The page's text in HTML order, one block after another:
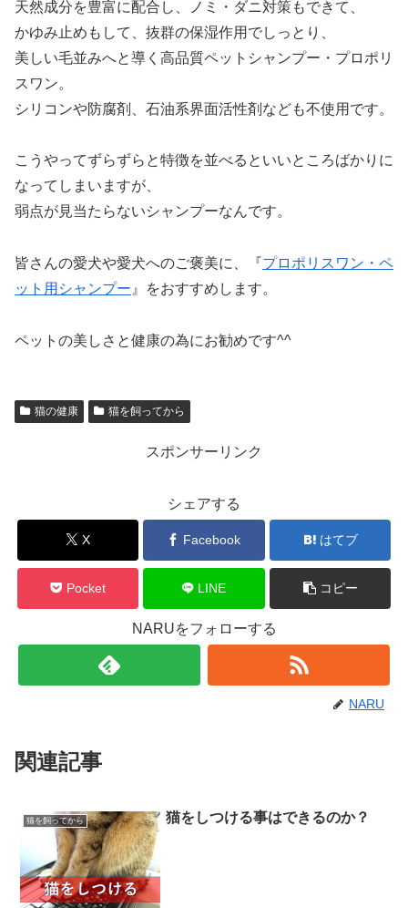
天然成分を豊富に配合し、ノミ・ダニ対策もできて、
かゆみ止めもして、抜群の保湿作用でしっとり、
美しい毛並みへと導く高品質ペットシャンプー・プロポリ
スワン。
シリコンや防腐剤、石油系界面活性剤なども不使用です。
こうやってずらずらと特徴を並べるといいところばかりに
なってしまいますが、
弱点が見当たらないシャンプーなんです。
皆さんの愛犬や愛犬へのご褒美に、『プロポリスワン・ペ
ット用シャンプー 』をおすすめします。
ペットの美しさと健康の為にお勧めです^^
猫の健康 猫を飼ってから
スポンサーリンク
シェアする
X Facebook はてブ
Pocket LINE コピー
NARUをフォローする
NARU
関連記事
猫を飼ってから 猫をしつける事はできるのか？